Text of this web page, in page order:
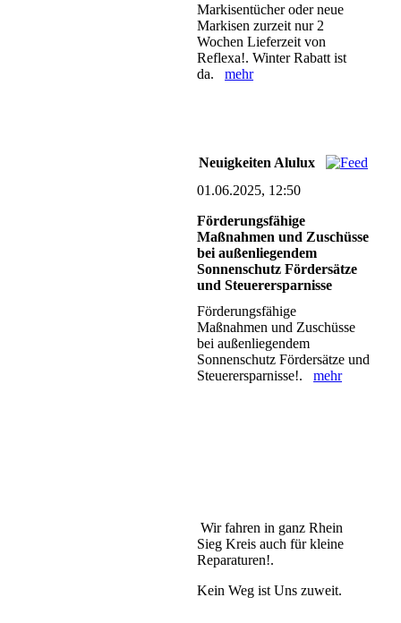
Markisentücher oder neue
Markisen zurzeit nur 2
Wochen Lieferzeit von
Reflexa!. Winter Rabatt ist
da.mehr
Neuigkeiten Alulux
01.06.2025, 12:50
Förderungsfähige
Maßnahmen und Zuschüsse
bei außenliegendem
Sonnenschutz Fördersätze
und Steuerersparnisse
Förderungsfähige
Maßnahmen und Zuschüsse
bei außenliegendem
Sonnenschutz Fördersätze und
Steuerersparnisse!.mehr
Wir fahren in ganz Rhein
Sieg Kreis auch für kleine
Reparaturen!.
Kein Weg ist Uns zuweit.